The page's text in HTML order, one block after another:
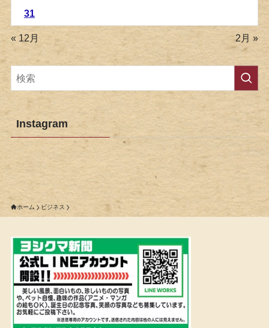
31
« 12月 2月 »
Instagram
ホーム ビジネス